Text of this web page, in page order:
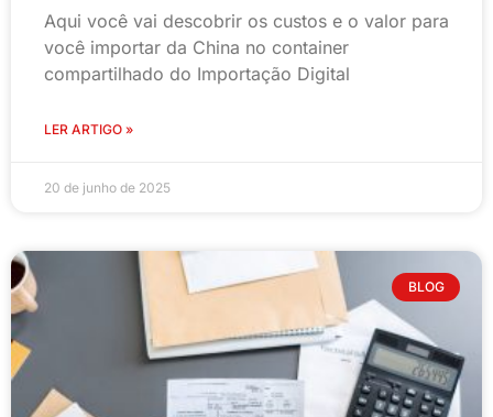
Aqui você vai descobrir os custos e o valor para
você importar da China no container
compartilhado do Importação Digital
LER ARTIGO »
20 de junho de 2025
BLOG